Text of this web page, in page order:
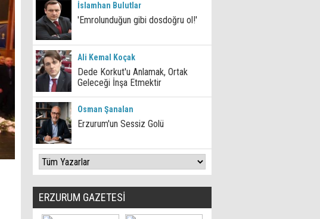
İslamhan Bulutlar
'Emrolunduğun gibi dosdoğru ol!'
Ali Kemal Koçak
Dede Korkut'u Anlamak, Ortak
Geleceği İnşa Etmektir
Osman Şanalan
Erzurum'un Sessiz Golü
ERZURUM GAZETESİ